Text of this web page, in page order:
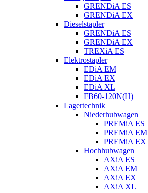
GRENDiA ES
GRENDiA EX
Dieselstapler
GRENDiA ES
GRENDiA EX
TREXiA ES
Elektrostapler
EDiA EM
EDiA EX
EDiA XL
FB60-120N(H)
Lagertechnik
Niederhubwagen
PREMiA ES
PREMiA EM
PREMiA EX
Hochhubwagen
AXiA ES
AXiA EM
AXiA EX
AXiA XL